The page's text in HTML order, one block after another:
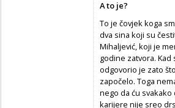
A to je?
To je čovjek koga
dva sina koji su
Mihaljević, koji je
godine zatvora.
odgovorio je zato
započelo. Toga
nego da ću
karijere nije sreo